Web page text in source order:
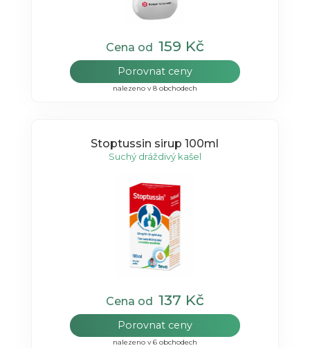
Cena od 159 Kč
Porovnat ceny
nalezeno v 8 obchodech
Stoptussin sirup 100ml
Suchý dráždivý kašel
Cena od 137 Kč
Porovnat ceny
nalezeno v 6 obchodech